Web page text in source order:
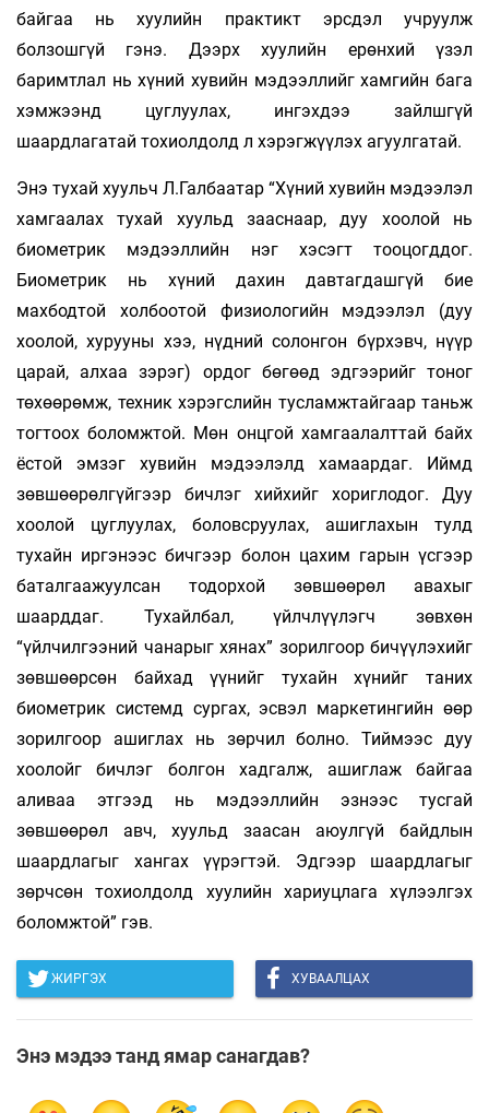
байгаа нь хуулийн практикт эрсдэл учруулж
болзошгүй гэнэ. Дээрх хуулийн ерөнхий үзэл
баримтлал нь хүний хувийн мэдээллийг хамгийн бага
хэмжээнд цуглуулах, ингэхдээ зайлшгүй
шаардлагатай тохиолдолд л хэрэгжүүлэх агуулгатай.
Энэ тухай хуульч Л.Галбаатар “Хүний хувийн мэдээлэл
хамгаалах тухай хуульд зааснаар, дуу хоолой нь
биометрик мэдээллийн нэг хэсэгт тооцогддог.
Биометрик нь хүний дахин давтагдашгүй бие
махбодтой холбоотой физиологийн мэдээлэл (дуу
хоолой, хурууны хээ, нүдний солонгон бүрхэвч, нүүр
царай, алхаа зэрэг) ордог бөгөөд эдгээрийг тоног
төхөөрөмж, техник хэрэгслийн тусламжтайгаар таньж
тогтоох боломжтой. Мөн онцгой хамгаалалттай байх
ёстой эмзэг хувийн мэдээлэлд хамаардаг. Иймд
зөвшөөрөлгүйгээр бичлэг хийхийг хориглодог. Дуу
хоолой цуглуулах, боловсруулах, ашиглахын тулд
тухайн иргэнээс бичгээр болон цахим гарын үсгээр
баталгаажуулсан тодорхой зөвшөөрөл авахыг
шаарддаг. Тухайлбал, үйлчлүүлэгч зөвхөн
“үйлчилгээний чанарыг хянах” зорилгоор бичүүлэхийг
зөвшөөрсөн байхад үүнийг тухайн хүнийг таних
биометрик системд сургах, эсвэл маркетингийн өөр
зорилгоор ашиглах нь зөрчил болно. Тиймээс дуу
хоолойг бичлэг болгон хадгалж, ашиглаж байгаа
аливаа этгээд нь мэдээллийн эзнээс тусгай
зөвшөөрөл авч, хуульд заасан аюулгүй байдлын
шаардлагыг хангах үүрэгтэй. Эдгээр шаардлагыг
зөрчсөн тохиолдолд хуулийн хариуцлага хүлээлгэх
боломжтой” гэв.
ЖИРГЭХ ХУВААЛЦАХ
Энэ мэдээ танд ямар санагдав?